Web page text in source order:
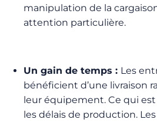
manipulation de la
attention particulière.
Un gain de temps : Les
bénéficient d’une livraison
leur équipement. Ce qui
les délais de production.